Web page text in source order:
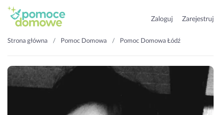
Zaloguj Zarejestruj
Strona główna Pomoc Domowa Pomoc Domowa Łódź